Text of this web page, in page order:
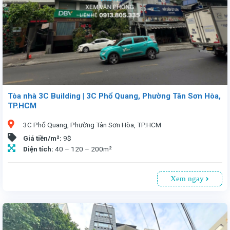
Tòa nhà 3C Building | 3C Phổ Quang, Phường Tân Sơn Hòa,
TP.HCM
3C Phổ Quang, Phường Tân Sơn Hòa, TP.HCM
Giá tiền/m²: 9$
Diện tích: 40 – 120 – 200m²
Xem ngay